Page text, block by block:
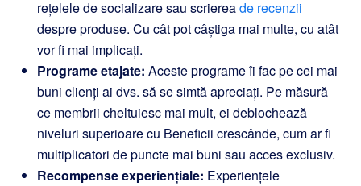
rețelele de socializare sau scriereade recenzii
despre produse. Cu cât pot câștiga mai multe, cu atât
vor fi mai implicați.
Programe etajate: Aceste programe îi fac pe cei mai
buni clienți ai dvs. să se simtă apreciați. Pe măsură
ce membrii cheltuiesc mai mult, ei deblochează
niveluri superioare cu Beneficii crescânde, cum ar fi
multiplicatori de puncte mai buni sau acces exclusiv.
Recompense experiențiale: Experiențele